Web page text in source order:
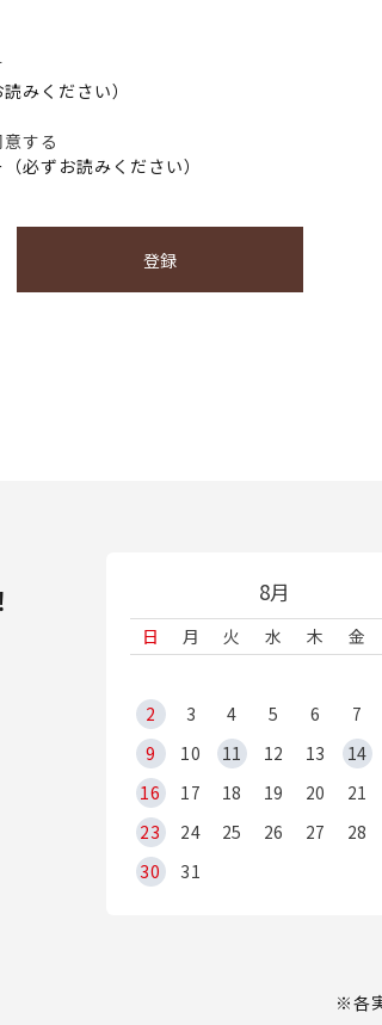
みください）
する
必ずお読みください）
登録
8月
日 月 火 水 木 金
2
3 4 5 6 7
9
10 11 12 13 14
16
17 18 19 20 21
23
24 25 26 27 28
30
31
※各